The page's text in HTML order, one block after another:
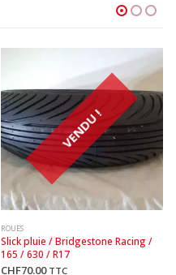
VENDU !
ROUES
Slick pluie / Bridgestone Racing /
165 / 630 / R17
CHF70.00 TTC